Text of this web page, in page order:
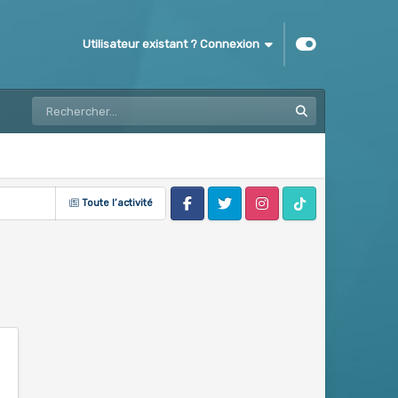
Utilisateur existant ? Connexion
Toute l’activité
FacebookTwitter InstagramTik Tok